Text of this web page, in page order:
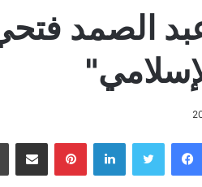
عبد الصمد
فيسبوك تويتر لينكدإن بينتيريستمشاركة